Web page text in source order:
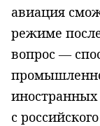
авиация
режиме
вопрос —
иностранных
с